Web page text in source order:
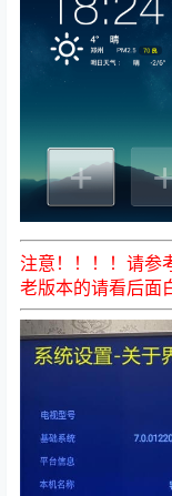
注意！！！！请参
老版本的请看后面